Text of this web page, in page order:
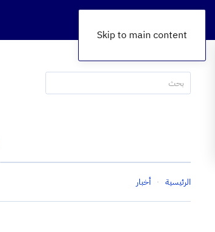
Skip to main content
الرئيسية أخبار